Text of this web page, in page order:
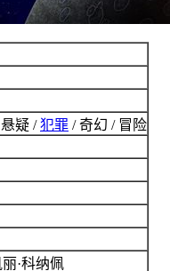
疑 /犯罪 / 奇幻 / 冒险
·科纳佩